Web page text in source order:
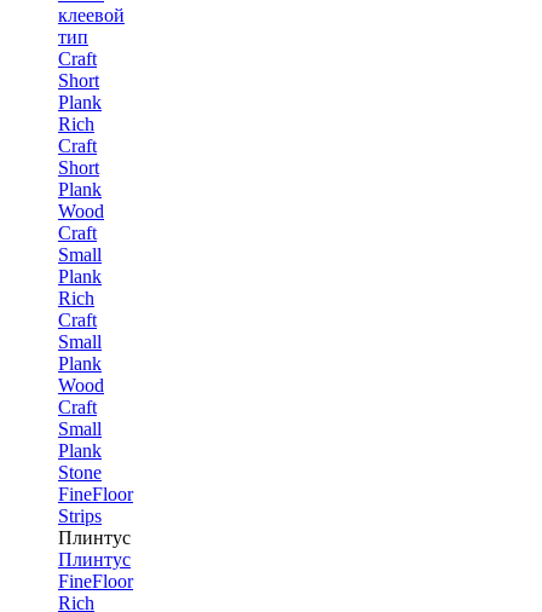
клеевой
тип
Craft
Short
Plank
Rich
Craft
Short
Plank
Wood
Craft
Small
Plank
Rich
Craft
Small
Plank
Wood
Craft
Small
Plank
Stone
FineFloor
Strips
Плинтус
Плинтус
FineFloor
Rich